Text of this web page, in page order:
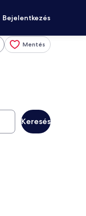
Bejelentkezés
Mentés
Keresés